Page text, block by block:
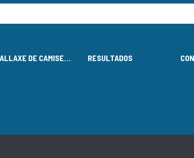
TALLAXE DE CAMISETAS RESULTADOS